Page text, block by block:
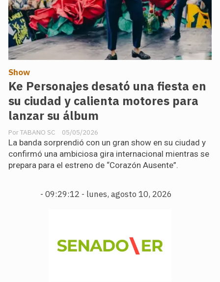
Ke Personajes desató una fiesta en
su ciudad y calienta motores para
lanzar su álbum
TABANO SC
Show
05/05/2026
La banda sorprendió con un gran show en su ciudad y
confirmó una ambiciosa gira internacional mientras se
prepara para el estreno de “Corazón Ausente”.
- 09:29:13 - lunes, agosto 10, 2026